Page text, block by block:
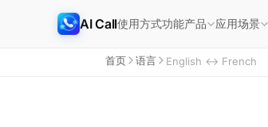
AI Call使用方式功能产品 应用场景
首页 语言 English ↔ French